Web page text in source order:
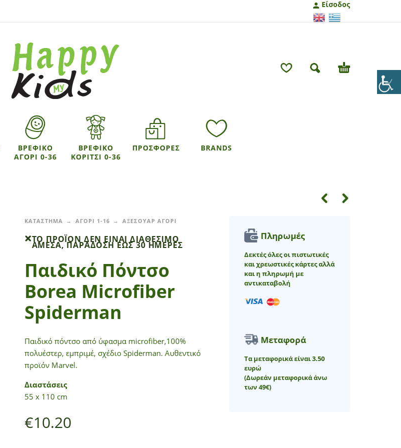
Είσοδος
ΒΡΕΦΙΚΟ
ΑΓΟΡΙ 0-36
ΒΡΕΦΙΚΟ
ΚΟΡΙΤΣΙ 0-36
ΠΡΟΣΦΟΡΕΣ BRANDS
ΚΑΤΑΣΤΗΜΑ ΑΓΟΡΙ 1-16 ΑΞΕΣΟΥΑΡ ΑΓΟΡΙ
ΤΟ ΠΡΟΪΌΝ ΔΕΝ ΕΊΝΑΙ ΔΙΑΘΈΣΙΜΟ
ΆΜΕΣΑ, ΠΑΡΆΔΟΣΗ ΈΩΣ 30 ΗΜΈΡΕΣ
Παιδικό Πόντσο
Borea Microfiber
Spiderman
Παιδικό πόντσο από ύφασμα microfiber,100%
πολυέστερ, εμπριμέ, σχέδιο Spiderman. Αυθεντικό
προϊόν Marvel.
Διαστάσεις
55 x 110 cm
€10.20
Πληρωμές
Δεκτές όλες οι πιστωτικές
και χρεωστικές κάρτες αλλά
και η πληρωμή με
αντικαταβολή
Μεταφορά
Τα μεταφορικά είναι 3.50
ευρώ
(Δωρεάν μεταφορικά άνω
των 49€)